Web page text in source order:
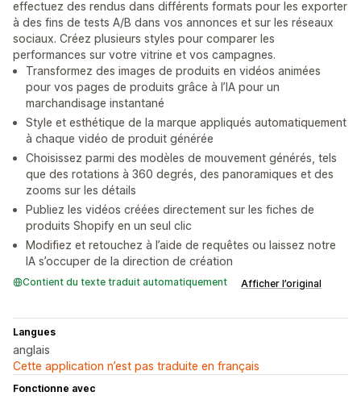
effectuez des rendus dans différents formats pour les exporter
à des fins de tests A/B dans vos annonces et sur les réseaux
sociaux. Créez plusieurs styles pour comparer les
performances sur votre vitrine et vos campagnes.
Transformez des images de produits en vidéos animées
pour vos pages de produits grâce à l’IA pour un
marchandisage instantané
Style et esthétique de la marque appliqués automatiquement
à chaque vidéo de produit générée
Choisissez parmi des modèles de mouvement générés, tels
que des rotations à 360 degrés, des panoramiques et des
zooms sur les détails
Publiez les vidéos créées directement sur les fiches de
produits Shopify en un seul clic
Modifiez et retouchez à l’aide de requêtes ou laissez notre
IA s’occuper de la direction de création
Contient du texte traduit automatiquement Afficher l’original
Langues
anglais
Cette application n’est pas traduite en français
Fonctionne avec